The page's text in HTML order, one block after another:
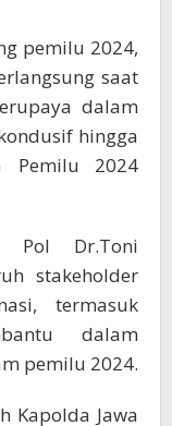
pemilu 2024,
saat
dalam
hingga
Pemilu 2024
Pol Dr.Toni
stakeholder
termasuk
dalam
pemilu 2024.
Kapolda Jawa